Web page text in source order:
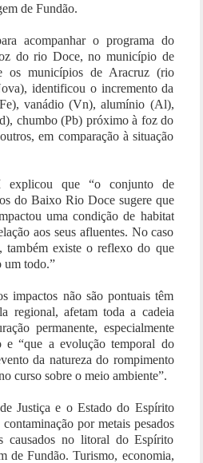
de Fundão.
acompanhar o programa do
do rio Doce, no município de
os municípios de Aracruz (rio
identificou o incremento da
vanádio (Vn), alumínio (Al),
chumbo (Pb) próximo à foz do
em comparação à situação
explicou que “o conjunto de
do Baixo Rio Doce sugere que
uma condição de habitat
aos seus afluentes. No caso
também existe o reflexo do que
um todo.”
impactos não são pontuais têm
regional, afetam toda a cadeia
permanente, especialmente
e “que a evolução temporal do
da natureza do rompimento
curso sobre o meio ambiente”.
Justiça e o Estado do Espírito
por metais pesados
causados no litoral do Espírito
de Fundão. Turismo, economia,